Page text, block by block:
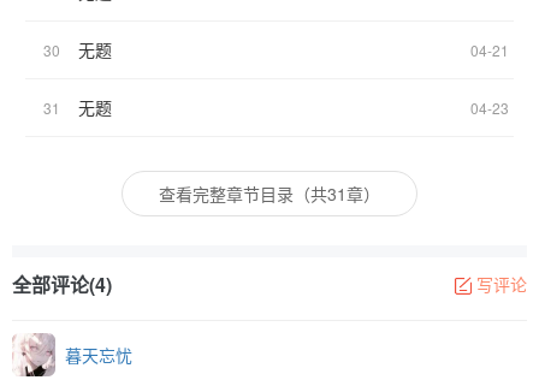
30 无题 04-21
31 无题 04-23
查看完整章节目录（共31章）
全部评论(4) 写评论
暮天忘忧